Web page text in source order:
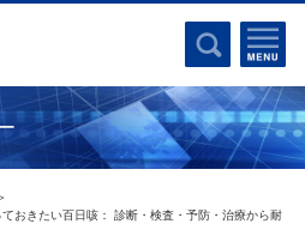
おきたい百日咳： 診断・検査・予防・治療から耐